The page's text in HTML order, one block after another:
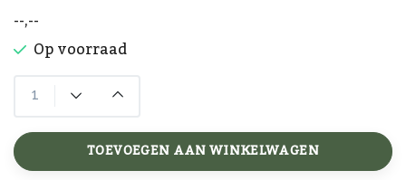
--,--
Op voorraad
TOEVOEGEN AAN WINKELWAGEN